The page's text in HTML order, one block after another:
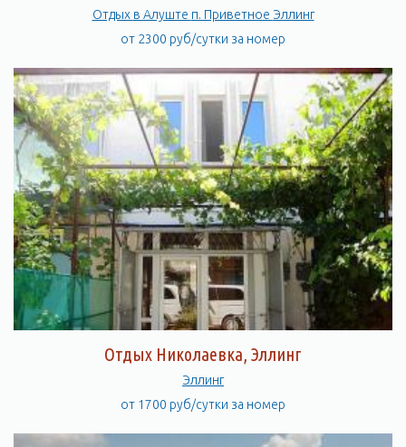
Отдых в Алуште п. Приветное Эллинг
от 2300 руб/сутки за номер
Отдых Николаевка, Эллинг
Эллинг
от 1700 руб/сутки за номер